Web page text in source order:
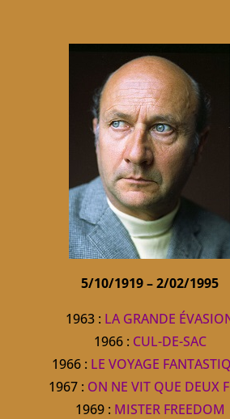
5/10/1919 – 2/02/1995
1963 : LA GRANDE
1966 : CUL-DE-SAC
1966 : LE VOYAGE
1967 : ON NE VIT QUE DEUX
1969 : MISTER FREEDOM